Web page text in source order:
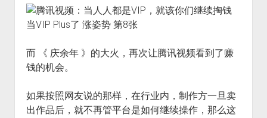
而 《 庆余年 》的大火，再次让腾讯视频看到了赚
钱的机会。
如果按照网友说的那样，在行业内，制作方一旦卖
出作品后，就不再管平台是如何继续操作，那么这